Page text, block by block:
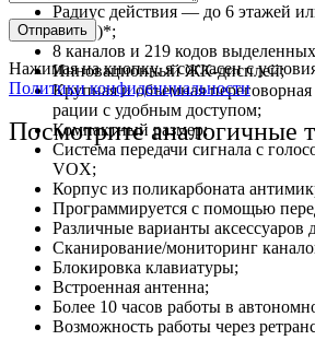
Отправить
Нажимая на кнопку, я согласен с
Политики конфиденциальности
Посмотрите аналогичные
Радиус действия — до 6 этажей
футов)*;
8 каналов и 219 кодов
Инновационный ЖК-дисплей;
Крупная и объемная
рации с удобным доступом;
Компактный размер;
Система передачи сигнала с
VOX;
Корпус из поликарбоната
Программируется с помощью
Различные варианты аксессуаров
Сканирование/мониторинг
Блокировка клавиатуры;
Встроенная антенна;
Более 10 часов работы в
Возможность работы через